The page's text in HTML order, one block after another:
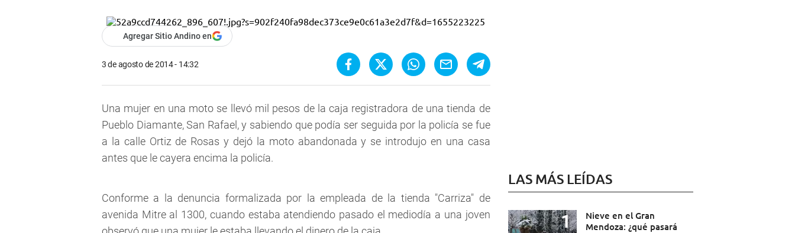
Agregar Sitio Andino en
3 de agosto de 2014 - 14:32
Una mujer en una moto se llevó mil pesos de la caja registradora de una tienda de
Pueblo Diamante, San Rafael, y sabiendo que podía ser seguida por la policía se fue
a la calle Ortiz de Rosas y dejó la moto abandonada y se introdujo en una casa
antes que le cayera encima la policía.
Conforme a la denuncia formalizada por la empleada de la tienda "Carriza" de
avenida Mitre al 1300, cuando estaba atendiendo pasado el mediodía a una joven
LAS MÁS LEÍDAS
Nieve en el Gran
Mendoza: ¿qué pasará